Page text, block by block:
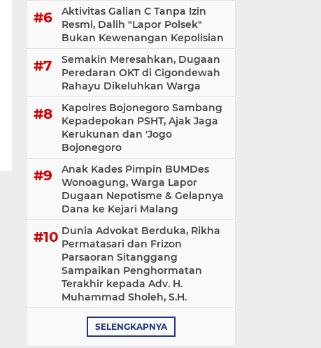
Aktivitas Galian C Tanpa Izin
Resmi, Dalih "Lapor Polsek"
Bukan Kewenangan Kepolisian
Semakin Meresahkan, Dugaan
Peredaran OKT di Cigondewah
Rahayu Dikeluhkan Warga
Kapolres Bojonegoro Sambang
Kepadepokan PSHT, Ajak Jaga
Kerukunan dan 'Jogo
Bojonegoro
Anak Kades Pimpin BUMDes
Wonoagung, Warga Lapor
Dugaan Nepotisme & Gelapnya
Dana ke Kejari Malang
Dunia Advokat Berduka, Rikha
Permatasari dan Frizon
Parsaoran Sitanggang
Sampaikan Penghormatan
Terakhir kepada Adv. H.
Muhammad Sholeh, S.H.
SELENGKAPNYA